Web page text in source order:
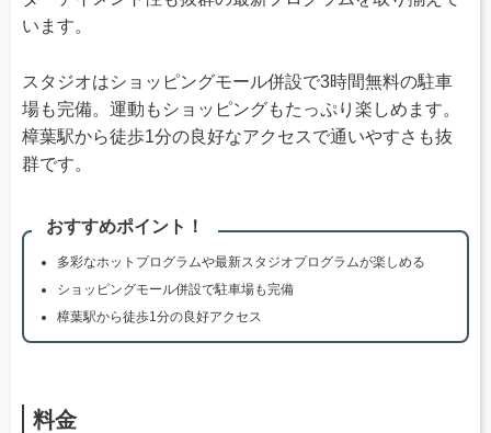
います。
スタジオはショッピングモール併設で3時間無料の駐車
場も完備。運動もショッピングもたっぷり楽しめます。
樟葉駅から徒歩1分の良好なアクセスで通いやすさも抜
群です。
おすすめポイント！
多彩なホットプログラムや最新スタジオプログラムが楽しめる
ショッピングモール併設で駐車場も完備
樟葉駅から徒歩1分の良好アクセス
料金